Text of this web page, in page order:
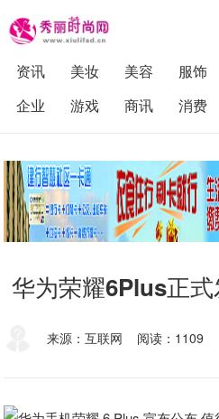
资讯 美妆 美容 服饰
企业
游戏 商讯 消费
华为荣耀6Plus正
来源：互联网 阅读：1109